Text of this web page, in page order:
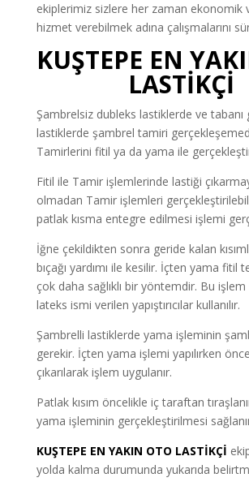
ekiplerimiz sizlere her zaman ekonomik
hizmet verebilmek adına çalışmalarını
KUŞTEPE EN
LASTİKÇİ
Şambrelsiz dubleks lastiklerde ve tabanı
lastiklerde şambrel tamiri
Tamirlerini fitil ya da yama ile
Fitil ile Tamir işlemlerinde lastiği
olmadan Tamir işlemleri
patlak kısma entegre edilmesi işlemi
İğne çekildikten sonra geride kalan
bıçağı yardımı ile kesilir. İçten yama fitil
çok daha sağlıklı bir yöntemdir. Bu işlem
lateks ismi verilen yapıştırıcılar kullanılır.
Şambrelli lastiklerde yama işleminin
gerekir. İçten yama işlemi yapılırken
çıkarılarak işlem uygulanır.
Patlak kısım öncelikle iç taraftan
yama işleminin gerçekleştirilmesi
KUŞTEPE EN YAKIN OTO LASTİKÇİ
yolda kalma durumunda yukarıda